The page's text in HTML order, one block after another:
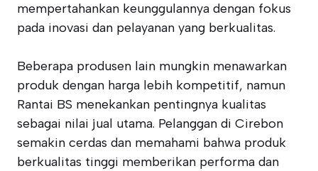
mempertahankan keunggulannya dengan fokus
pada inovasi dan pelayanan yang berkualitas.
Beberapa produsen lain mungkin menawarkan
produk dengan harga lebih kompetitif, namun
Rantai BS menekankan pentingnya kualitas
sebagai nilai jual utama. Pelanggan di Cirebon
semakin cerdas dan memahami bahwa produk
berkualitas tinggi memberikan performa dan